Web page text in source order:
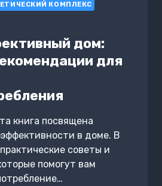
КОМПЛЕКС
дом:
для
книга посвящена
в доме. В
советы и
помогут вам